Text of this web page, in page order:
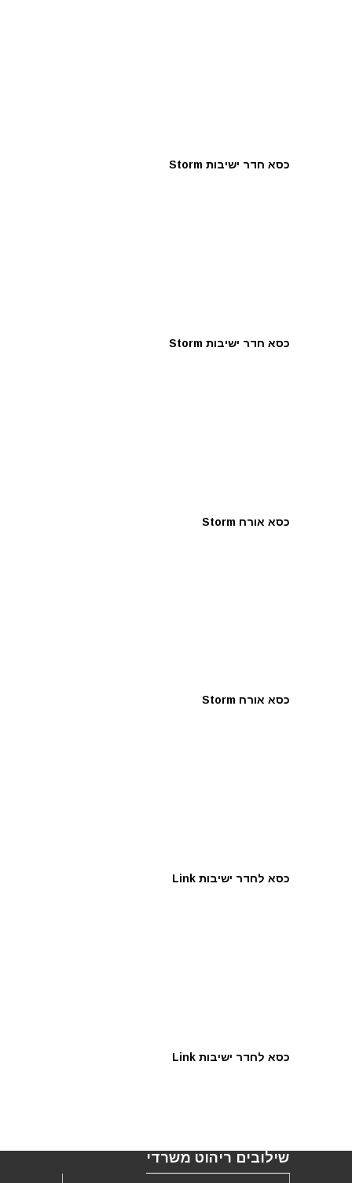
כסא חדר ישיבות Storm
כסא חדר ישיבות Storm
כסא אורח Storm
כסא אורח Storm
כסא לחדר ישיבות Link
כסא לחדר ישיבות Link
שילובים ריהוט משרדי